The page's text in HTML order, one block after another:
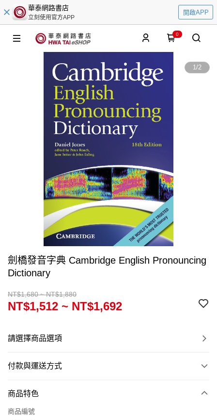
華泰網路書店
立刻使用官方APP
開啟APP
0
1/2
劍橋發音字典 Cambridge English Pronouncing
Dictionary
NT$1,680 ~ NT$1,880
NT$1,512 ~ NT$1,692
請選擇商品選項
付款與運送方式
信用卡一次付款
超商取貨付款
商品特色
商品編號